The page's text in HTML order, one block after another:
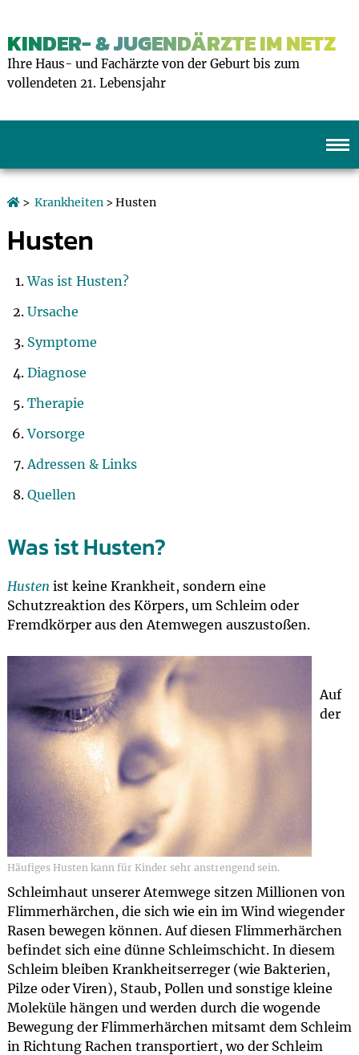
KINDER- & JUGENDÄRZTE IM NETZ
Ihre Haus- und Fachärzte von der Geburt bis zum
vollendeten 21. Lebensjahr
> Krankheiten> Husten
Husten
Was ist Husten?
Ursache
Symptome
Diagnose
Therapie
Vorsorge
Adressen & Links
Quellen
Was ist Husten?
Husten ist keine Krankheit, sondern eine
Schutzreaktion des Körpers, um Schleim oder
Fremdkörper aus den Atemwegen auszustoßen.
Häufiges Husten kann für Kinder sehr anstrengend sein.
Auf
der
Schleimhaut unserer Atemwege sitzen Millionen von
Flimmerhärchen, die sich wie ein im Wind wiegender
Rasen bewegen können. Auf diesen Flimmerhärchen
befindet sich eine dünne Schleimschicht. In diesem
Schleim bleiben Krankheitserreger (wie Bakterien,
Pilze oder Viren), Staub, Pollen und sonstige kleine
Moleküle hängen und werden durch die wogende
Bewegung der Flimmerhärchen mitsamt dem Schleim
in Richtung Rachen transportiert, wo der Schleim